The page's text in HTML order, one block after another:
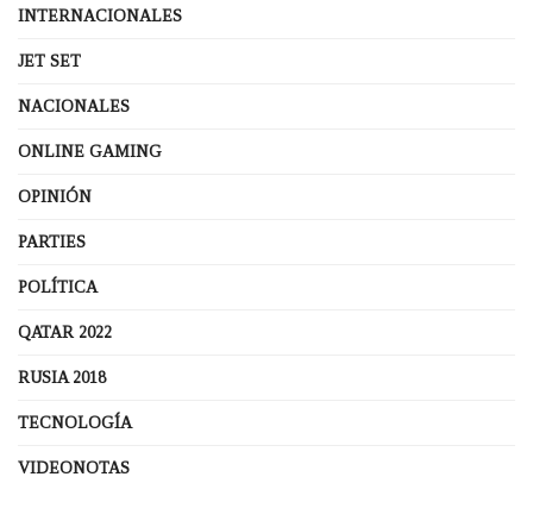
INTERNACIONALES
JET SET
NACIONALES
ONLINE GAMING
OPINIÓN
PARTIES
POLÍTICA
QATAR 2022
RUSIA 2018
TECNOLOGÍA
VIDEONOTAS